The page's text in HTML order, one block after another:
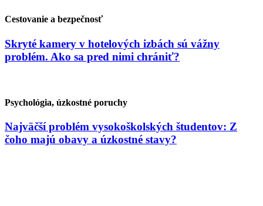
Cestovanie a bezpečnosť
Skryté kamery v hotelových izbách sú vážny
problém. Ako sa pred nimi chrániť?
Psychológia, úzkostné poruchy
Najväčší problém vysokoškolských študentov: Z
čoho majú obavy a úzkostné stavy?